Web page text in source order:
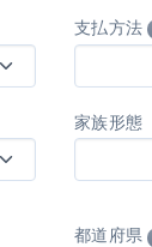
支払方法
家族形態
都道府県